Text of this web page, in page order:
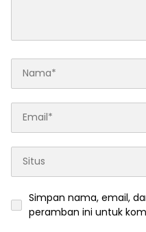
Simpan nama, email,
peramban ini untuk